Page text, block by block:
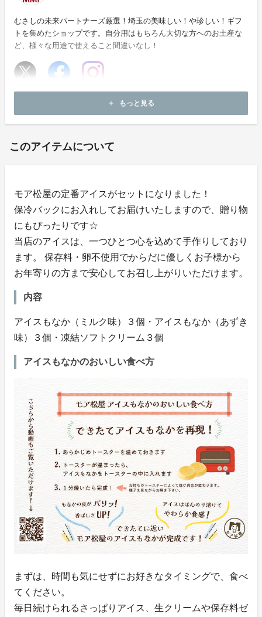
むさしの未来パートナーズ厳選！埼玉の美味しい！や珍しい！ギフ
トを集めたショップです。自分用はもちろん大切な方へのお土産な
ど、様々な用途で使えること間違いなし！
add もっと見る
このアイテムについて
モア松屋の定番アイスがセットになりました！
保冷バックにお入れしてお届けいたしますので、贈り物
にもぴったりです☆
当店のアイスは、一つひとつ心を込めて手作りしており
ます。 保存料・卵不使用でからだに優しくお子様から
お年寄りの方まで安心してお召し上がりいただけます。
内容
アイスもなか（ミルク味）３個・アイスもなか（あずき
味）３個・凍結ソフトクリーム３個
アイスもなかのおいしい食べ方
まずは、時間も気にせずにお好きなタイミングで、食べ
てください。
毎日続けられるさっぱりアイス、生クリームや保存料ゼ